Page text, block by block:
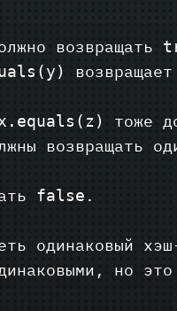
возвращать
возвращает
тоже
возвращать
false .
одинаковый
но это